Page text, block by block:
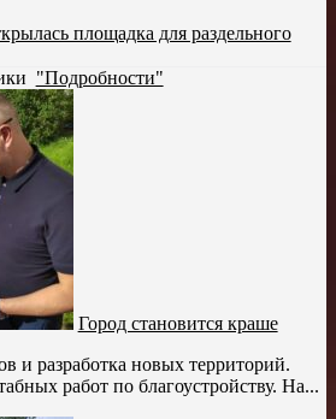
площадка для раздельного
"Подробности"
Город становится краше
и разработка новых территорий.
работ по благоустройству. На...